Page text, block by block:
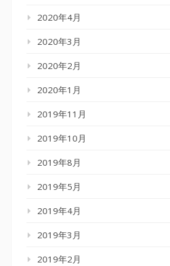
2020年4月
2020年3月
2020年2月
2020年1月
2019年11月
2019年10月
2019年8月
2019年5月
2019年4月
2019年3月
2019年2月